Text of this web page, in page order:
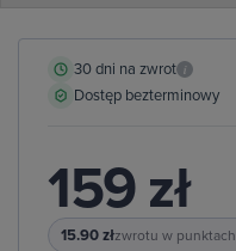
30 dni na zwrot i
Dostęp bezterminowy
159 zł
15.90 złzwrotu w punktach